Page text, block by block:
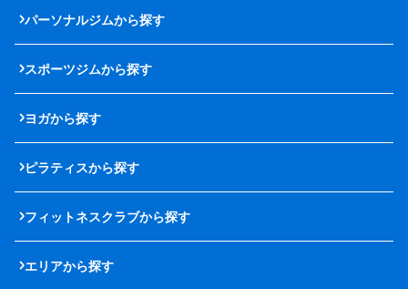
パーソナルジムから探す
スポーツジムから探す
ヨガから探す
ピラティスから探す
フィットネスクラブから探す
エリアから探す